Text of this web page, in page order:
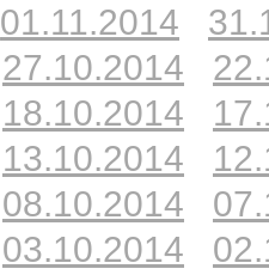
01.11.2014
27.10.2014
18.10.2014
13.10.2014
08.10.2014
03.10.2014